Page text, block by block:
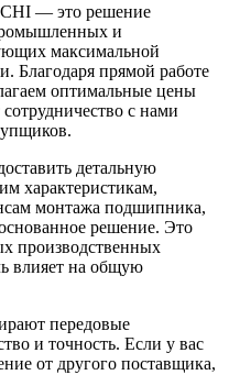
— это решение
и
максимальной
Благодаря прямой работе
оптимальные цены
с нами
детальную
характеристикам,
монтажа подшипника,
решение. Это
производственных
влияет на общую
передовые
и точность. Если у вас
от другого поставщика,